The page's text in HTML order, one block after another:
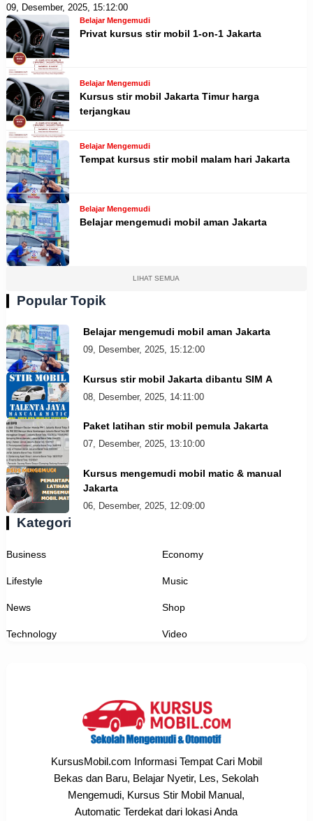
09, Desember, 2025, 15:12:00
Belajar Mengemudi
Privat kursus stir mobil 1-on-1 Jakarta
Belajar Mengemudi
Kursus stir mobil Jakarta Timur harga
terjangkau
Belajar Mengemudi
Tempat kursus stir mobil malam hari Jakarta
Belajar Mengemudi
Belajar mengemudi mobil aman Jakarta
LIHAT SEMUA
Popular Topik
Belajar mengemudi mobil aman Jakarta
09, Desember, 2025, 15:12:00
Kursus stir mobil Jakarta dibantu SIM A
08, Desember, 2025, 14:11:00
Paket latihan stir mobil pemula Jakarta
07, Desember, 2025, 13:10:00
Kursus mengemudi mobil matic & manual
Jakarta
06, Desember, 2025, 12:09:00
Kategori
Business Economy
Lifestyle Music
News Shop
Technology Video
KursusMobil.com Informasi Tempat Cari Mobil
Bekas dan Baru, Belajar Nyetir, Les, Sekolah
Mengemudi, Kursus Stir Mobil Manual,
Automatic Terdekat dari lokasi Anda